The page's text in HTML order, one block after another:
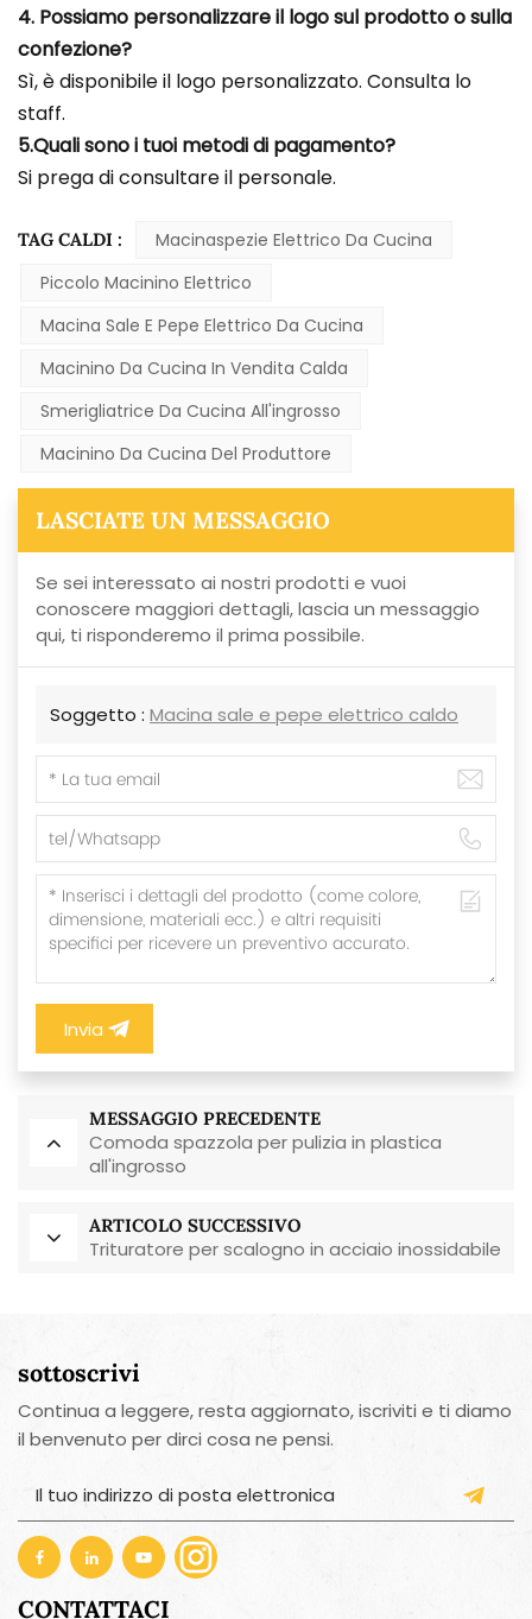
4. Possiamo personalizzare il logo sul prodotto o sulla
confezione?
Sì, è disponibile il logo personalizzato. Consulta lo
staff.
5.Quali sono i tuoi metodi di pagamento?
Si prega di consultare il personale.
TAG CALDI :
Macinaspezie Elettrico Da Cucina
Piccolo Macinino Elettrico
Macina Sale E Pepe Elettrico Da Cucina
Macinino Da Cucina In Vendita Calda
Smerigliatrice Da Cucina All'ingrosso
Macinino Da Cucina Del Produttore
LASCIATE UN MESSAGGIO
Se sei interessato ai nostri prodotti e vuoi
conoscere maggiori dettagli, lascia un messaggio
qui, ti risponderemo il prima possibile.
Soggetto : Macina sale e pepe elettrico caldo
Invia
MESSAGGIO PRECEDENTE
Comoda spazzola per pulizia in plastica
all'ingrosso
ARTICOLO SUCCESSIVO
Trituratore per scalogno in acciaio inossidabile
sottoscrivi
Continua a leggere, resta aggiornato, iscriviti e ti diamo
il benvenuto per dirci cosa ne pensi.
CONTATTACI